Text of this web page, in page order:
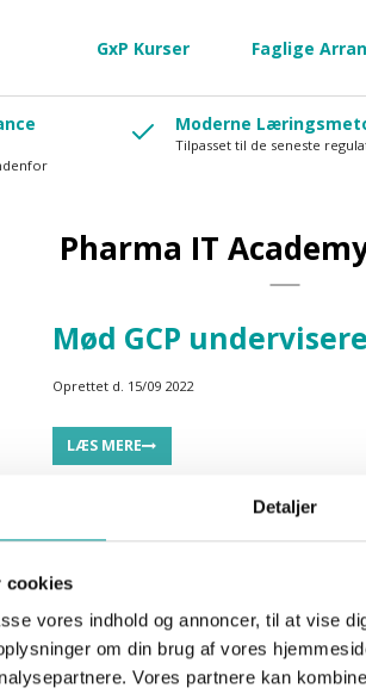
Detaljer
cookies
vores indhold og annoncer, til at vise
om din brug af vores
Vores partnere kan
GxP Kurser Faglige
Moderne
Tilpasset til de seneste
Pharma IT
Mød GCP
Oprettet d. 15/09 2022
LÆS MERE
Mød Pharma IT